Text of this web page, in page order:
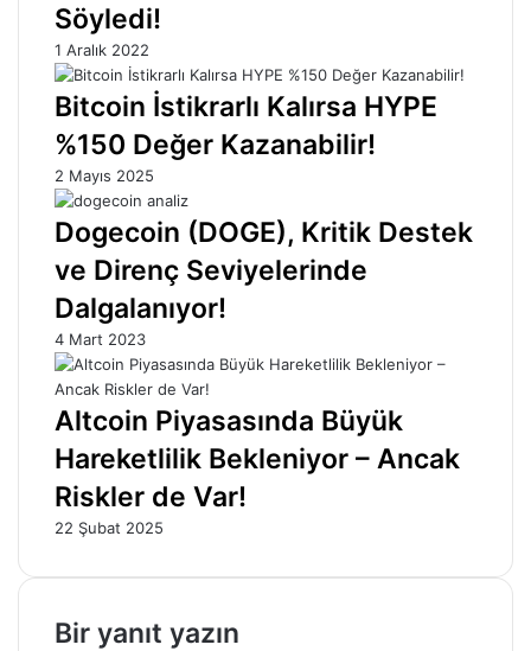
Söyledi!
1 Aralık 2022
Bitcoin İstikrarlı Kalırsa HYPE
%150 Değer Kazanabilir!
2 Mayıs 2025
Dogecoin (DOGE), Kritik Destek
ve Direnç Seviyelerinde
Dalgalanıyor!
4 Mart 2023
Altcoin Piyasasında Büyük
Hareketlilik Bekleniyor – Ancak
Riskler de Var!
22 Şubat 2025
Bir yanıt yazın